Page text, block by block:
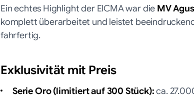
Ein echtes Highlight der EICMA war dieMV
komplett überarbeitet und leistet
fahrfertig.
Exklusivität mit Preis
Serie Oro (limitiert auf 300 Stück):ca.